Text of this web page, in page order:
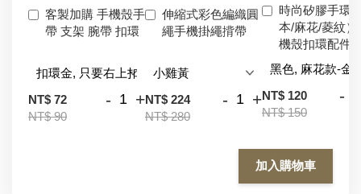
客製加購 手機殼手
帶 支架 腕帶 扣環
NT$ 72
NT$ 90
- +
伸縮式彩色編織圓
繩手機掛繩揹帶
NT$ 224
NT$ 280
- +
時尚矽膠手環
本/麻花/菱紋）
機殼扣環配件
NT$ 120
NT$ 150
-
加入購物車